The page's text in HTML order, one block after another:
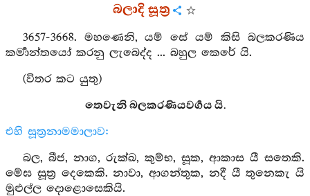
බලාදි සූත්‍ර
3657-3668. මහණෙනි, යම් සේ යම් කිසි බලකරණිය
කර්‍මාන්තයෝ කරනු ලැබෙද්ද ... බහුල කෙරේ යි.
(විතර කට යුතු)
තෙවැනි බලකරණියවර්‍ගය යි.
එහි සූත්‍රනාමමාලාව:
බල, බීජ, නාග, රුක්ඛ, කුම්භ, සූක, ආකාස යී සතෙකි.
මේඝ සූත්‍ර දෙකෙකි. නාවා, ආගන්තුක, නදී යී තුනෙකැ යි
මුළුල්ල දොළොසෙකියි.